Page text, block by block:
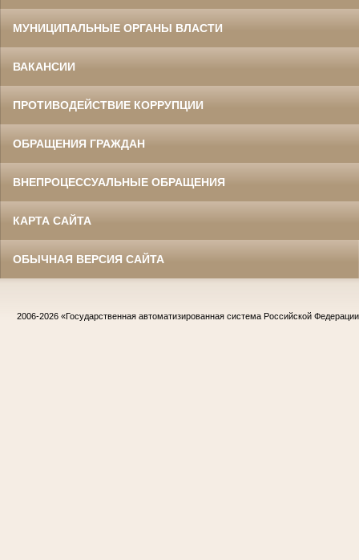
МУНИЦИПАЛЬНЫЕ ОРГАНЫ ВЛАСТИ
ВАКАНСИИ
ПРОТИВОДЕЙСТВИЕ КОРРУПЦИИ
ОБРАЩЕНИЯ ГРАЖДАН
ВНЕПРОЦЕССУАЛЬНЫЕ ОБРАЩЕНИЯ
КАРТА САЙТА
ОБЫЧНАЯ ВЕРСИЯ САЙТА
2006-2026 «Государственная автоматизированная система Российской